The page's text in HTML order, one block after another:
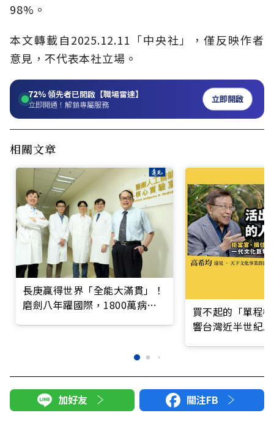
98%。
本文轉載自2025.12.11「中央社」，僅反映作者
意見，不代表本社立場。
72%領先者已開啟【職場雷達】
立即開通！解鎖專屬服務 立即開啟
相關文章
長庚贏得世界「全能大滿貫」！
磨劍八年躍國際，1800萬病歷
買不起的「單程
響台灣近半世紀
加好友 關注FB